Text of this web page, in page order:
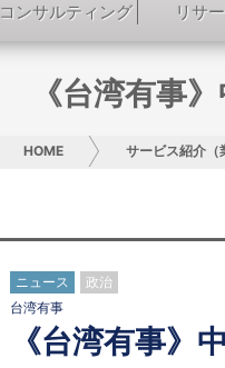
コンサルティング
リサ
《台湾有事
HOME サービス紹介（
ニュース 政治
台湾有事
《台湾有事》